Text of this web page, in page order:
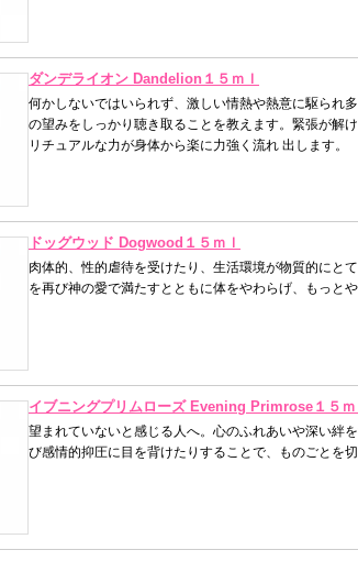
ダンデライオン Dandelion１５ｍｌ
何かしないではいられず、激しい情熱や熱意に駆られ
の望みをしっかり聴き取ることを教えます。緊張が解
リチュアルな力が身体から楽に力強く流れ 出します。
ドッグウッド Dogwood１５ｍｌ
肉体的、性的虐待を受けたり、生活環境が物質的にと
を再び神の愛で満たすとともに体をやわらげ、もっと
イブニングプリムローズ Evening Primrose１５ｍ
望まれていないと感じる人へ。心のふれあいや深い絆
び感情的抑圧に目を背けたりすることで、ものごとを